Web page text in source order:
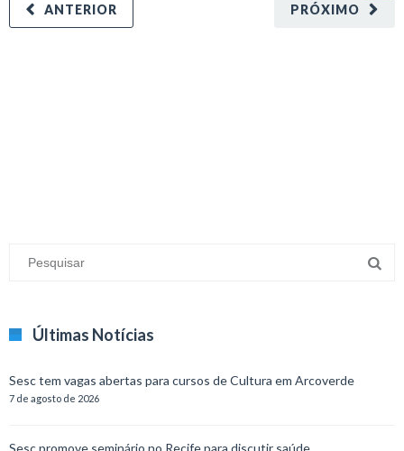
PRÓXIMO
ANTERIOR
Últimas Notícias
Sesc tem vagas abertas para cursos de Cultura em Arcoverde
7 de agosto de 2026
Sesc promove seminário no Recife para discutir saúde